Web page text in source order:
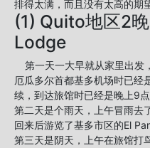
排得太满，而且没有太高的期
(1) Quito地区2
Lodge
第一天一大早就从家里出发
厄瓜多尔首都基多机场时已经
续，到达旅馆时已经是晚上9点
第二天是个雨天，上午冒雨去
回来后游览了基多市区的El
第三天是阴天，上午在旅馆打